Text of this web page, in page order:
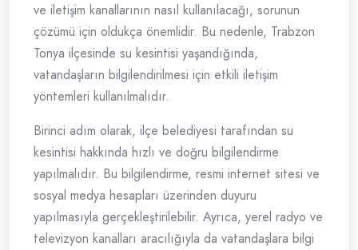
ve iletişim kanallarının nasıl kullanılacağı, sorunun
çözümü için oldukça önemlidir. Bu nedenle, Trabzon
Tonya ilçesinde su kesintisi yaşandığında,
vatandaşların bilgilendirilmesi için etkili iletişim
yöntemleri kullanılmalıdır.
Birinci adım olarak, ilçe belediyesi tarafından su
kesintisi hakkında hızlı ve doğru bilgilendirme
yapılmalıdır. Bu bilgilendirme, resmi internet sitesi ve
sosyal medya hesapları üzerinden duyuru
yapılmasıyla gerçekleştirilebilir. Ayrıca, yerel radyo ve
televizyon kanalları aracılığıyla da vatandaşlara bilgi